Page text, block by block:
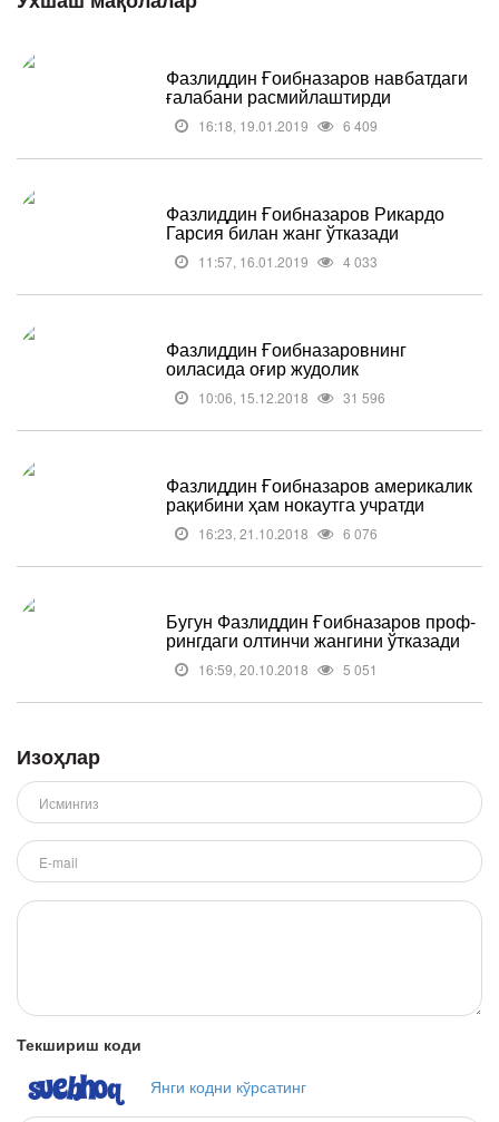
Фазлиддин Ғоибназаров навбатдаги
ғалабани расмийлаштирди
16:18, 19.01.2019 6 409
Фазлиддин Ғоибназаров Рикардо
Гарсия билан жанг ўтказади
11:57, 16.01.2019 4 033
Фазлиддин Ғоибназаровнинг
оиласида оғир жудолик
10:06, 15.12.2018 31 596
Фазлиддин Ғоибназаров америкалик
рақибини ҳам нокаутга учратди
16:23, 21.10.2018 6 076
Бугун Фазлиддин Ғоибназаров проф-
рингдаги олтинчи жангини ўтказади
16:59, 20.10.2018 5 051
Изоҳлар
Текшириш коди
Янги кодни кўрсатинг